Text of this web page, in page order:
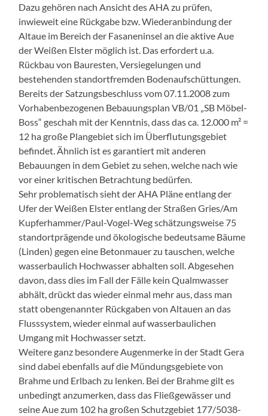
Dazu gehören nach Ansicht des AHA zu prüfen,
inwieweit eine Rückgabe bzw. Wiederanbindung der
Altaue im Bereich der Fasaneninsel an die aktive Aue
der Weißen Elster möglich ist. Das erfordert u.a.
Rückbau von Bauresten, Versiegelungen und
bestehenden standortfremden Bodenaufschüttungen.
Bereits der Satzungsbeschluss vom 07.11.2008 zum
Vorhabenbezogenen Bebauungsplan VB/01 „SB Möbel-
Boss“ geschah mit der Kenntnis, dass das ca. 12.000 m² =
12 ha große Plangebiet sich im Überflutungsgebiet
befindet. Ähnlich ist es garantiert mit anderen
Bebauungen in dem Gebiet zu sehen, welche nach wie
vor einer kritischen Betrachtung bedürfen.
Sehr problematisch sieht der AHA Pläne entlang der
Ufer der Weißen Elster entlang der Straßen Gries/Am
Kupferhammer/Paul-Vogel-Weg schätzungsweise 75
standortprägende und ökologische bedeutsame Bäume
(Linden) gegen eine Betonmauer zu tauschen, welche
wasserbaulich Hochwasser abhalten soll. Abgesehen
davon, dass dies im Fall der Fälle kein Qualmwasser
abhält, drückt das wieder einmal mehr aus, dass man
statt obengenannter Rückgaben von Altauen an das
Flusssystem, wieder einmal auf wasserbaulichen
Umgang mit Hochwasser setzt.
Weitere ganz besondere Augenmerke in der Stadt Gera
sind dabei ebenfalls auf die Mündungsgebiete von
Brahme und Erlbach zu lenken. Bei der Brahme gilt es
unbedingt anzumerken, dass das Fließgewässer und
seine Aue zum 102 ha großen Schutzgebiet 177/5038-